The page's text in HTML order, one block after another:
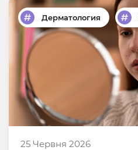
Дерматология
25 Червня 2026